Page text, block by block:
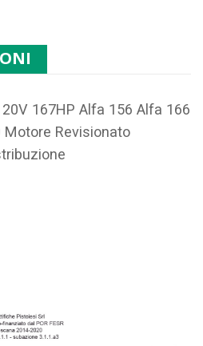
167HP Alfa 156 Alfa 166
Motore Revisionato